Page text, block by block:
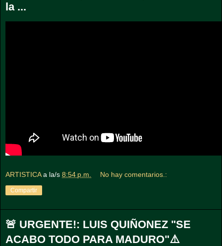
la ...
ARTISTICA a la/s 8:54 p.m. No hay comentarios.:
Compartir
🚨 URGENTE!: LUIS QUIÑONEZ "SE
ACABO TODO PARA MADURO"⚠️